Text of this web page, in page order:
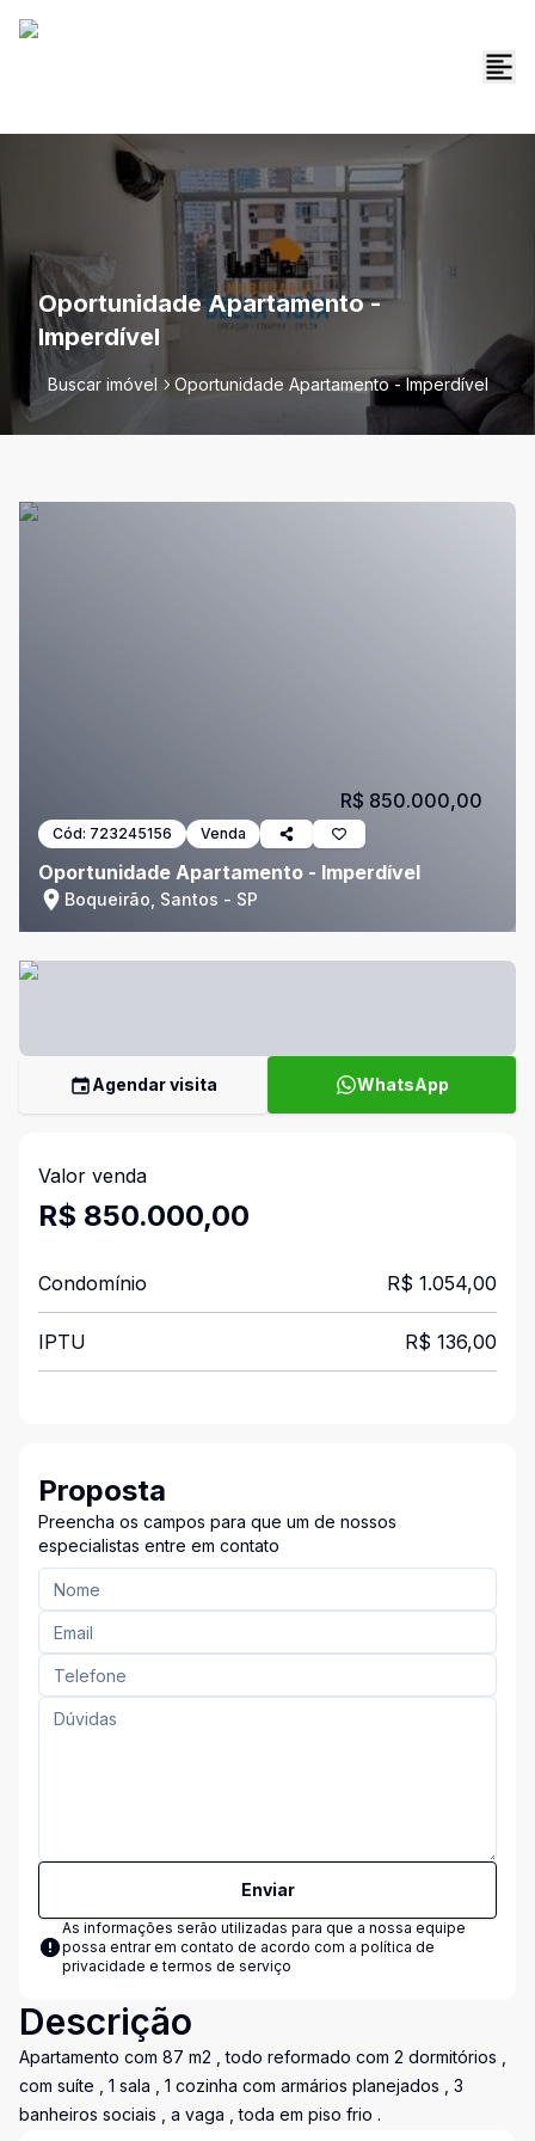
Oportunidade Apartamento -
Imperdível
Buscar imóvel Oportunidade Apartamento - Imperdível
Cód: 723245156 Venda
Oportunidade Apartamento - Imperdível
Boqueirão, Santos - SP
R$ 850.000,00
Agendar visita WhatsApp
Valor venda
R$ 850.000,00
Condomínio R$ 1.054,00
IPTU R$ 136,00
Proposta
Preencha os campos para que um de nossos
especialistas entre em contato
Enviar
As informações serão utilizadas para que a nossa equipe
possa entrar em contato de acordo com a política de
privacidade e termos de serviço
Descrição
Apartamento com 87 m2 , todo reformado com 2 dormitórios ,
com suíte , 1 sala , 1 cozinha com armários planejados , 3
banheiros sociais , a vaga , toda em piso frio .